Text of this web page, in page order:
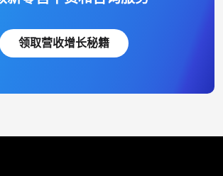
领取营收增长秘籍